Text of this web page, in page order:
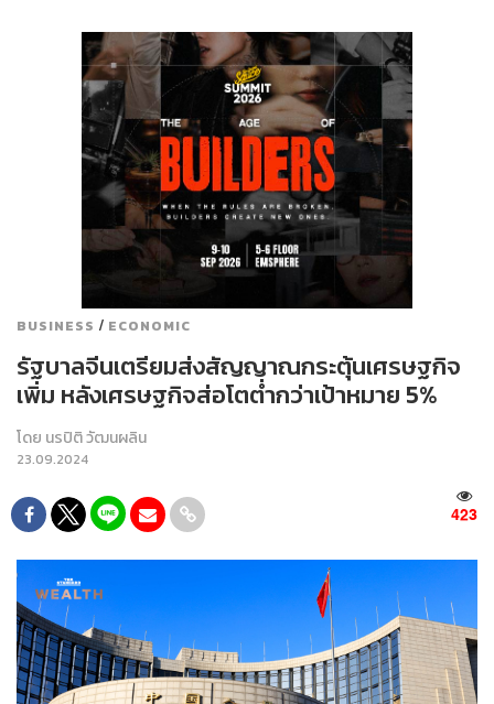
BUSINESS / ECONOMIC
รัฐบาลจีนเตรียมส่งสัญญาณกระตุ้นเศรษฐกิจ
เพิ่ม หลังเศรษฐกิจส่อโตต่ำกว่าเป้าหมาย 5%
โดย นรปิติ วัฒนผลิน
23.09.2024
423